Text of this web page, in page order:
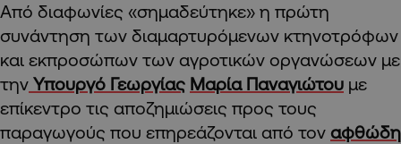
Από διαφωνίες «σημαδεύτηκε» η πρώτη
συνάντηση των διαμαρτυρόμενων κτηνοτρόφων
και εκπροσώπων των αγροτικών οργανώσεων με
την Υπουργό Γεωργίας Μαρία Παναγιώτου με
επίκεντρο τις αποζημιώσεις προς τους
παραγωγούς που επηρεάζονται από τον αφθώδη